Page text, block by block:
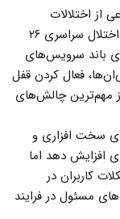
سال ۱۴۰۱ انواع متنوعی از اختلالات
گسترده را در اتصال به اینترنت، تجربه کرده‌اند. اختلال سراسری ۲۶
باند سرویس‌های
فعال کردن قفل
مهم‌ترین چالش‌های
سخت افزاری و
افزایش دهد اما
کاربران در
مسئول در فرایند